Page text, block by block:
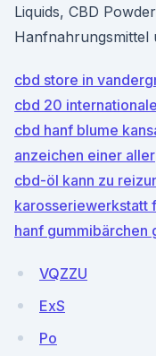
Liquids, CBD
Hanfnahrungsmittel
cbd store in
cbd 20
cbd hanf blume
anzeichen einer
cbd-öl kann zu
karosseriewerkstatt
hanf gummibärchen
VQZZU
ExS
Po